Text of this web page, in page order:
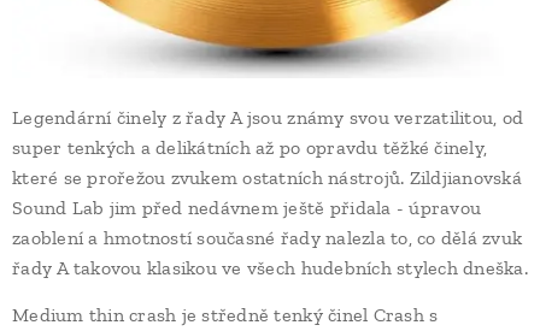
Legendární činely z řady A jsou známy svou verzatilitou, od
super tenkých a delikátních až po opravdu těžké činely,
které se prořežou zvukem ostatních nástrojů. Zildjianovská
Sound Lab jim před nedávnem ještě přidala - úpravou
zaoblení a hmotností současné řady nalezla to, co dělá zvuk
řady A takovou klasikou ve všech hudebních stylech dneška.
Medium thin crash je středně tenký činel Crash s